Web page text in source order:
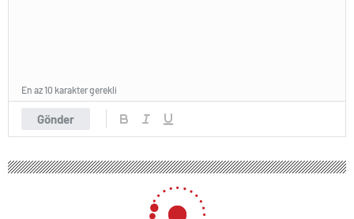
Gönder
En az 10 karakter gerekli